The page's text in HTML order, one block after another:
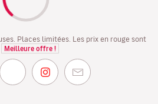
Places limitées. Les prix en rouge sont
Meilleure offre !